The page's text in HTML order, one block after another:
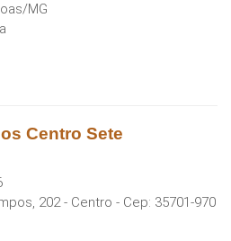
/MG
Centro Sete
202 - Centro - Cep: 35701-970